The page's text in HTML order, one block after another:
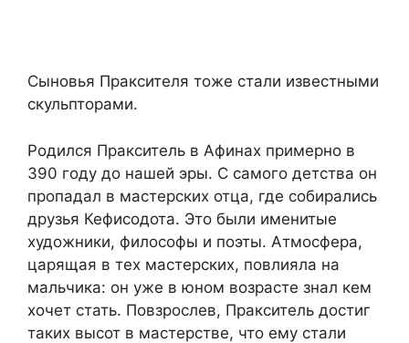
Сыновья Праксителя тоже стали известными
скульпторами.
Родился Пракситель в Афинах примерно в
390 году до нашей эры. С самого детства он
пропадал в мастерских отца, где собирались
друзья Кефисодота. Это были именитые
художники, философы и поэты. Атмосфера,
царящая в тех мастерских, повлияла на
мальчика: он уже в юном возрасте знал кем
хочет стать. Повзрослев, Пракситель достиг
таких высот в мастерстве, что ему стали